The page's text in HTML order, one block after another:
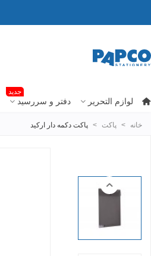
لوازم التحریر دفتر و سررسید
جدید
خانه > پاکت > پاکت دکمه دار ارکید